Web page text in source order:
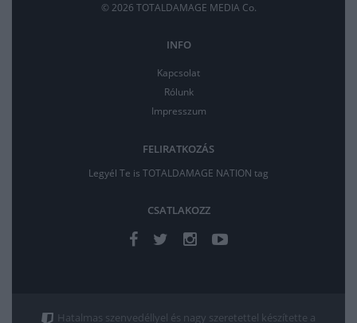
© 2026 TOTALDAMAGE MEDIA Co.
INFO
Kapcsolat
Rólunk
Impresszum
FELIRATKOZÁS
Legyél Te is TOTALDAMAGE NATION tag
CSATLAKOZZ
Hatalmas szenvedéllyel és nagy szeretettel készítette a